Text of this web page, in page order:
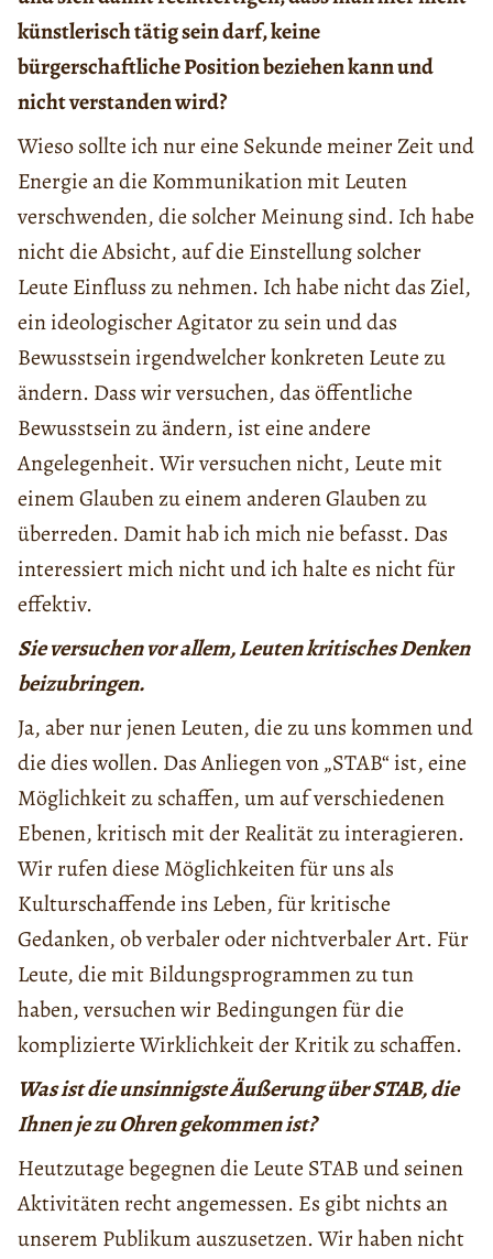
künstlerisch tätig seindarf, keine
bürgerschaftliche Position beziehen kann und
nicht verstanden wird?
Wieso sollte ich nur eine Sekunde meiner Zeit und
Energie an die Kommunikation mit Leuten
verschwenden, die solcher Meinung sind. Ich habe
nicht die Absicht, auf die Einstellung solcher
Leute Einfluss zu nehmen. Ich habe nicht das Ziel,
ein ideologischer Agitator zu sein und das
Bewusstsein irgendwelcher konkreten Leute zu
ändern. Dass wir versuchen, das öffentliche
Bewusstsein zu ändern, ist eine andere
Angelegenheit. Wir versuchen nicht, Leute mit
einem Glauben zu einem anderen Glauben zu
überreden. Damit hab ich mich nie befasst. Das
interessiert mich nicht und ich halte es nicht für
effektiv.
Sie versuchen vor allem, Leuten kritisches Denken
beizubringen.
Ja, aber nur jenen Leuten, die zu uns kommen und
die dies wollen. Das Anliegen von „STAB“ ist, eine
Möglichkeit zu schaffen, um auf verschiedenen
Ebenen, kritisch mit der Realität zu interagieren.
Wir rufen diese Möglichkeiten für uns als
Kulturschaffende ins Leben, für kritische
Gedanken, ob verbaler oder nichtverbaler Art. Für
Leute, die mit Bildungsprogrammen zu tun
haben, versuchen wir Bedingungen für die
komplizierte Wirklichkeit der Kritik zu schaffen.
Was ist die unsinnigste Äußerung über STAB, die
Ihnen je zu Ohren gekommen ist?
Heutzutage begegnen die Leute STAB und seinen
Aktivitäten recht angemessen. Es gibt nichts an
unserem Publikum auszusetzen. Wir haben nicht